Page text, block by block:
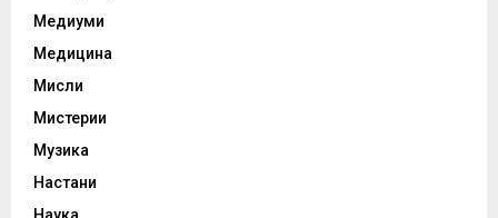
Медиуми
Медицина
Мисли
Мистерии
Музика
Настани